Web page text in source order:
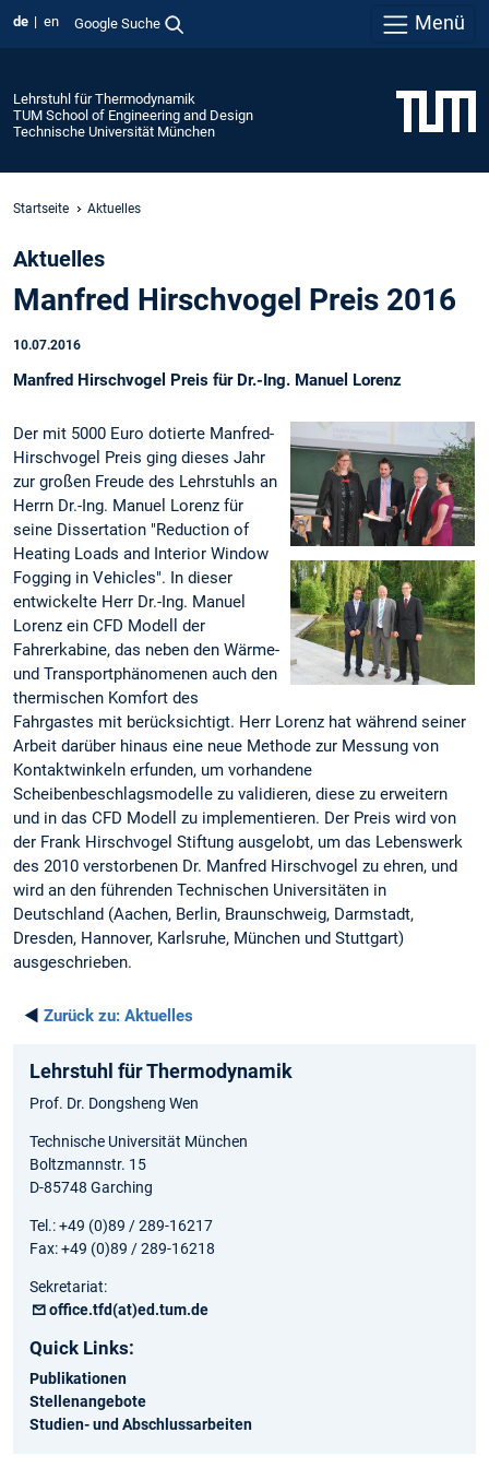
de en Google Suche Menü
Lehrstuhl für Thermodynamik
TUM School of Engineering and Design
Technische Universität München
Startseite Aktuelles
Aktuelles
Manfred Hirschvogel Preis 2016
10.07.2016
Manfred Hirschvogel Preis für Dr.-Ing. Manuel Lorenz
Der mit 5000 Euro dotierte Manfred-
Hirschvogel Preis ging dieses Jahr
zur großen Freude des Lehrstuhls an
Herrn Dr.-Ing. Manuel Lorenz für
seine Dissertation "Reduction of
Heating Loads and Interior Window
Fogging in Vehicles". In dieser
entwickelte Herr Dr.-Ing. Manuel
Lorenz ein CFD Modell der
Fahrerkabine, das neben den Wärme-
und Transportphänomenen auch den
thermischen Komfort des
Fahrgastes mit berücksichtigt. Herr Lorenz hat während seiner
Arbeit darüber hinaus eine neue Methode zur Messung von
Kontaktwinkeln erfunden, um vorhandene
Scheibenbeschlagsmodelle zu validieren, diese zu erweitern
und in das CFD Modell zu implementieren. Der Preis wird von
der Frank Hirschvogel Stiftung ausgelobt, um das Lebenswerk
des 2010 verstorbenen Dr. Manfred Hirschvogel zu ehren, und
wird an den führenden Technischen Universitäten in
Deutschland (Aachen, Berlin, Braunschweig, Darmstadt,
Dresden, Hannover, Karlsruhe, München und Stuttgart)
ausgeschrieben.
◄ Zurück zu: Aktuelles
Lehrstuhl für Thermodynamik
Prof. Dr. Dongsheng Wen
Technische Universität München
Boltzmannstr. 15
D-85748 Garching
Tel.: +49 (0)89 / 289-16217
Fax: +49 (0)89 / 289-16218
Sekretariat:
office.tfd(at)ed.tum.de
Quick Links:
Publikationen
Stellenangebote
Studien- und Abschlussarbeiten